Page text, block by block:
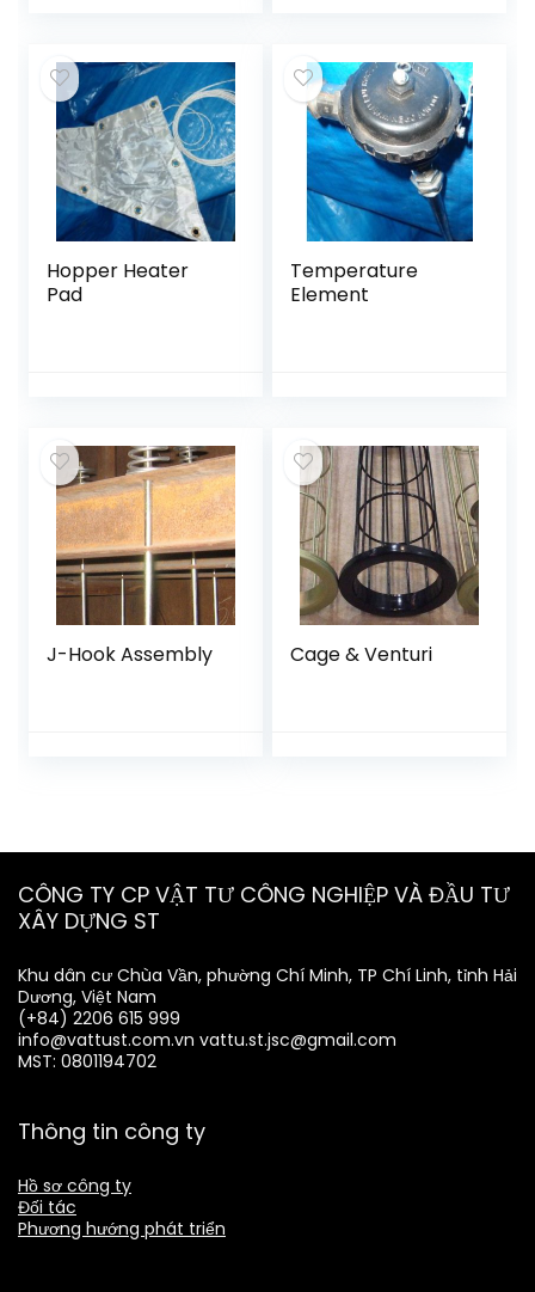
Hopper Heater
Pad
Temperature
Element
J-Hook Assembly Cage & Venturi
CÔNG TY CP VẬT TƯ CÔNG NGHIỆP VÀ ĐẦU TƯ
XÂY DỰNG ST
Khu dân cư Chùa Vần, phường Chí Minh, TP Chí Linh, tỉnh Hải
Dương, Việt Nam
(+84) 2206 615 999
info@vattust.com.vn vattu.st.jsc@gmail.com
MST: 0801194702
Thông tin công ty
Hồ sơ công ty
Đối tác
Phương hướng phát triển